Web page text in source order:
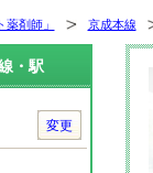
剤師」 京成本線
・駅
変更